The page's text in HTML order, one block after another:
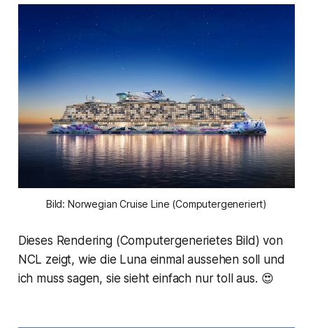
Bild: Norwegian Cruise Line (Computergeneriert)
Dieses Rendering (Computergenerietes Bild) von
NCL zeigt, wie die Luna einmal aussehen soll und
ich muss sagen, sie sieht einfach nur toll aus. 😍